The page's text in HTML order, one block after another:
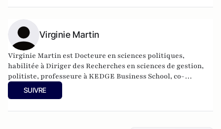
Virginie Martin
Virginie Martin est Docteure en sciences politiques,
habilitée à Diriger des Recherches en sciences de gestion,
politiste, professeure à KEDGE Business School, co-
responsable du comité scientifique de la Revue Politique et
Parlementaire.
SUIVRE